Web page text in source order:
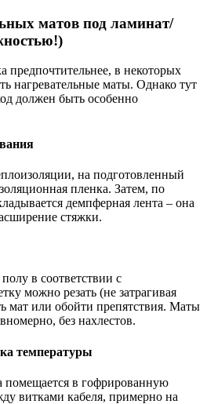
матов под ламинат/
предпочтительнее, в некоторых
нагревательные маты. Однако тут
должен быть особенно
на подготовленный
пленка. Затем, по
демпферная лента – она
стяжки.
в соответствии с
можно резать (не затрагивая
мат или обойти препятствия. Маты
без нахлестов.
температуры
помещается в гофрированную
витками кабеля, примерно на